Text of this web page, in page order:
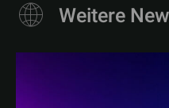
Weitere